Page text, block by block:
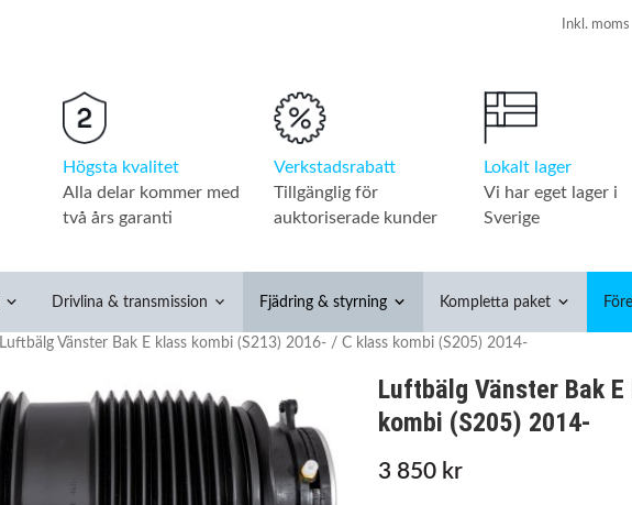
Högsta kvalitet
Alla delar kommer med
två års garanti
Verkstadsrabatt
Tillgänglig för
auktoriserade kunder
Lokalt lager
Vi har eget lager i
Sverige
Drivlina & transmission Fjädring & styrning Kompletta paket
Luftbälg Vänster Bak E klass kombi (S213) 2016- / C klass kombi (S205) 2014-
Luftbälg Vänster Bak
kombi (S205) 2014-
3 850 kr